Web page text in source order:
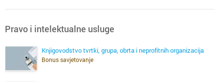
Pravo i intelektualne usluge
Knjigovodstvo tvrtki, grupa, obrta i neprofitnih organizacija
Bonus savjetovanje